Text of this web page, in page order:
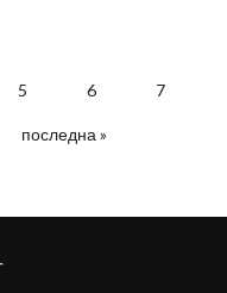
5 6 7
последна »